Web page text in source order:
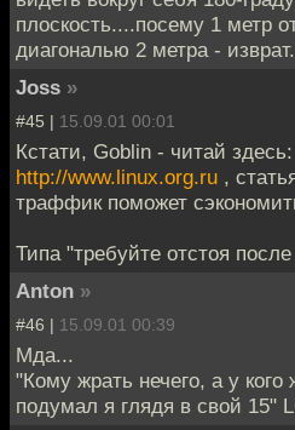
плоскость....посему 1 метр
диагональю 2 метра -
Joss »
#45 | 15.09.01 00:01
Кстати, Goblin - читай здесь:
http://www.linux.org.ru ,
траффик поможет
Типа "требуйте отстоя
Anton »
#46 | 15.09.01 00:39
Мда...
"Кому жрать нечего, а у
подумал я глядя в свой 15"